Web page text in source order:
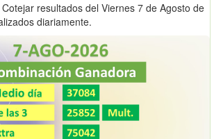
resultados del Viernes 7 de Agosto de
diariamente.